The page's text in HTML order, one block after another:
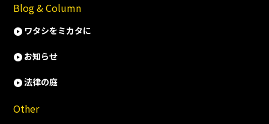
Blog & Column
ワタシをミカタに
お知らせ
法律の庭
Other